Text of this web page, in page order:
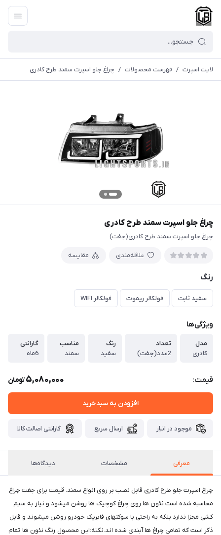
لایت اسپرت / فهرست محصولات / چراغ جلو اسپرت سمند طرح کادری
چراغ جلو اسپرت سمند طرح کادری
چراغ جلو اسپرت سمند طرح کادری(جفت)
علاقه‌مندی مقایسه
رنگ
سفید ثابت فولکالر ریموت فولکالر WIFI
ویژگی‌ها
مدل
کادری
تعداد
2عدد(جفت)
رنگ
سفید
مناسب
سمند
گارانتی
6ماه
قیمت: 5,080,000تومان
افزودن به سبدخرید
موجود در انبار ارسال سریع گارانتی اصالت کالا
معرفی مشخصات دیدگاه‌ها
چراغ اسپرت جلو طرح کادری قابل نصب بر روی انواع سمند. قیمت برای جفت چراغ
محاسبه شده است نئون ها روی چراغ کوچیک ها روشن میشود و نیاز به سیم
کشی مجزا ندارد بلکه به راحتی با سوکتهای فابریک خودرو روشن میشوند و قابل
ذکر است که تمامی چراغ ها آبندی شده اند.نکته:این محصول رنگ نئون ها تمام